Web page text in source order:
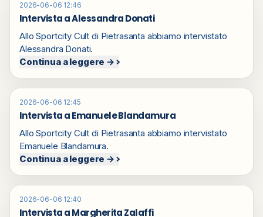
2026-06-06 12:46
Intervista a Alessandra Donati
Allo Sportcity Cult di Pietrasanta abbiamo intervistato
Alessandra Donati.
Continua a leggere →
2026-06-06 12:45
Intervista a Emanuele Blandamura
Allo Sportcity Cult di Pietrasanta abbiamo intervistato
Emanuele Blandamura.
Continua a leggere →
2026-06-06 12:40
Intervista a Margherita Zalaffi